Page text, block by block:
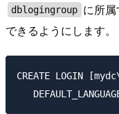
dblogingroup に所
できるようにします。
CREATE LOGIN